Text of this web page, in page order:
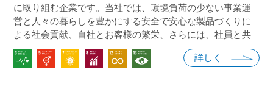
に取り組む企業です。当社では、環境負荷の少ない事業運
営と人々の暮らしを豊かにする安全で安心な製品づくりに
よる社会貢献、自社とお客様の繁栄、さらには、社員と共
に成長する事業経営に努めて参ります。 環境先進企業とし
て、地域社会、お客様、社員と共に発展する企業として、
詳しく